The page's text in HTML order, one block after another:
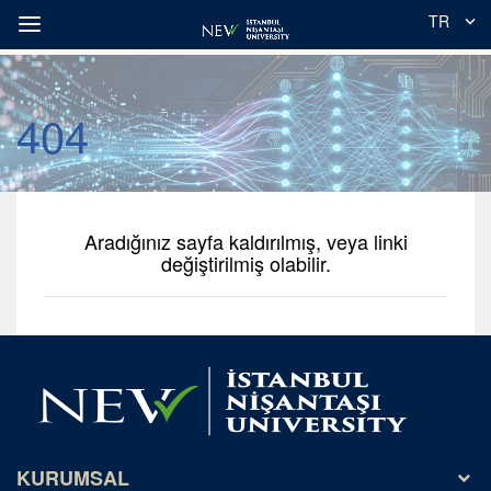
TR
404
Aradığınız sayfa kaldırılmış, veya linki
değiştirilmiş olabilir.
KURUMSAL